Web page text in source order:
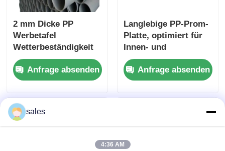
2 mm Dicke PP
Werbetafel
Wetterbeständigkeit
Digitales Drucken
Ideale Wahl für
Outdoor-Werbung
Anfrage absenden
Langlebige PP-Prom-
Platte, optimiert für
Innen- und
Außenwerbungsproje
kte, die Stärke und
Vielseitigkeit
Anfrage absenden
sales
4:36 AM